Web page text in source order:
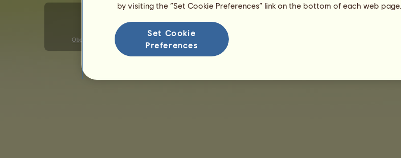
Obecné uživatelské podmínky
by visiting the “Set Cookie Preferences” link on the bottom of each web page.
Set Cookie
Preferences